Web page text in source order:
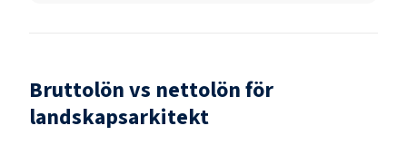
Bruttolön vs nettolön för
landskapsarkitekt